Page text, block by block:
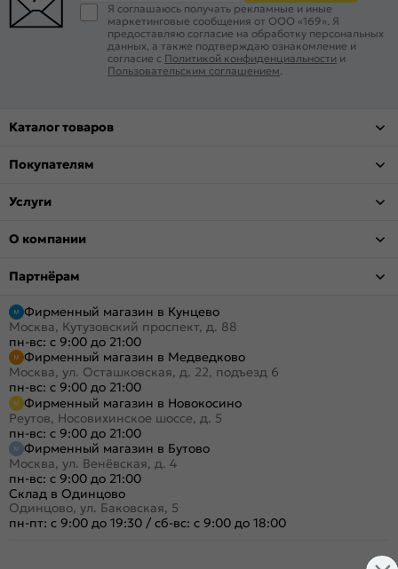
Я соглашаюсь получать рекламные и иные
маркетинговые сообщения от ООО «169». Я
предоставляю согласие на обработку персональных
данных, а также подтверждаю ознакомление и
согласие с Политикой конфиденциальности и
Пользовательским соглашением
Каталог товаров
Покупателям
Услуги
О компании
Партнёрам
Фирменный магазин в Кунцево
Москва, Кутузовский проспект, д. 88
пн-вс: с 9:00 до 21:00
Фирменный магазин в Медведково
Москва, ул. Осташковская, д. 22, подъезд 6
пн-вс: с 9:00 до 21:00
Фирменный магазин в Новокосино
Реутов, Носовихинское шоссе, д. 5
пн-вс: с 9:00 до 21:00
Фирменный магазин в Бутово
Москва, ул. Венёвская, д. 4
пн-вс: с 9:00 до 21:00
Склад в Одинцово
Одинцово, ул. Баковская, 5
пн-пт: с 9:00 до 19:30 / сб-вс: с 9:00 до 18:00